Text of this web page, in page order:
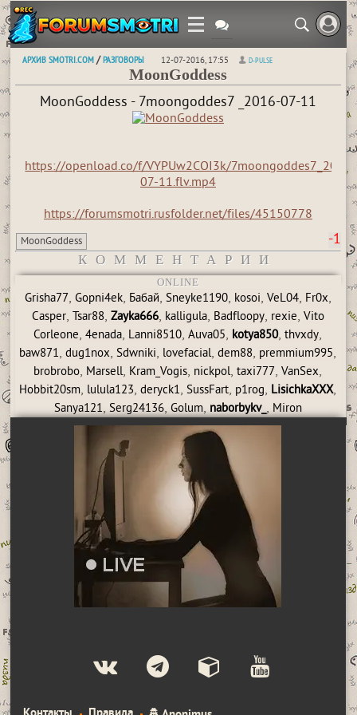
АРХИВ SMOTRI.COM /РАЗГОВОРЫ 12-07-2016, 17:55 D-PULSE
MoonGoddess
MoonGoddess - 7moongoddes7 _2016-07-11
https://openload.co/f/VYPUw2COI3k/7moongoddes7_2016-
07-11.flv.mp4
https://forumsmotri.rusfolder.net/files/45150778
MoonGoddess -1
КОММЕНТАРИИ
ONLINE
Grisha77, Gopni4ek, Бабай, Sneyke1190, kosoi, VeL04, Fr0x,
Casper, Tsar88, Zayka666, kalligula, Badfloopy, rexie, Vito
Corleone,4enada, Lanni8510,Auva05, kotya850,thvxdy,
baw871,dug1nox,Sdwniki, lovefacial,dem88, premmium995,
brobrobo, Marsell, Kram_Vogis, nickpol,taxi777,VanSex,
Hobbit20sm, lulula123,deryck1,SussFart, p1rog, LisichkaXXX,
Sanya121, Serg24136, Golum, naborbykv_, Miron